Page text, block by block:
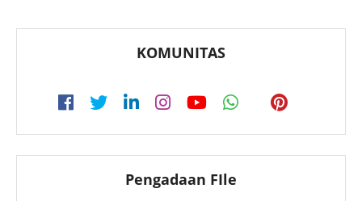
KOMUNITAS
Pengadaan FIle